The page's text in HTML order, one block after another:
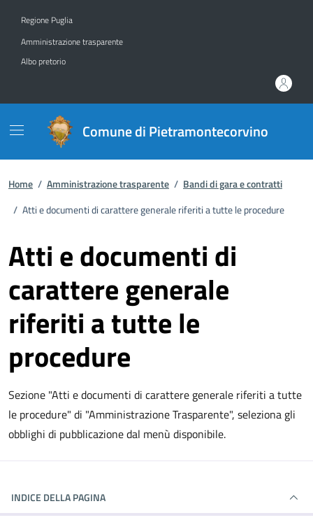
Regione Puglia
Amministrazione trasparente
Albo pretorio
Comune di Pietramontecorvino
Home / Amministrazione trasparente / Bandi di gara e contratti
/ Atti e documenti di carattere generale riferiti a tutte le procedure
Atti e documenti di
carattere generale
riferiti a tutte le
procedure
Sezione "Atti e documenti di carattere generale riferiti a tutte
le procedure" di "Amministrazione Trasparente", seleziona gli
obblighi di pubblicazione dal menù disponibile.
INDICE DELLA PAGINA